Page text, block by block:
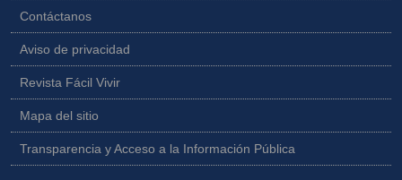
Contáctanos
Aviso de privacidad
Revista Fácil Vivir
Mapa del sitio
Transparencia y Acceso a la Información Pública